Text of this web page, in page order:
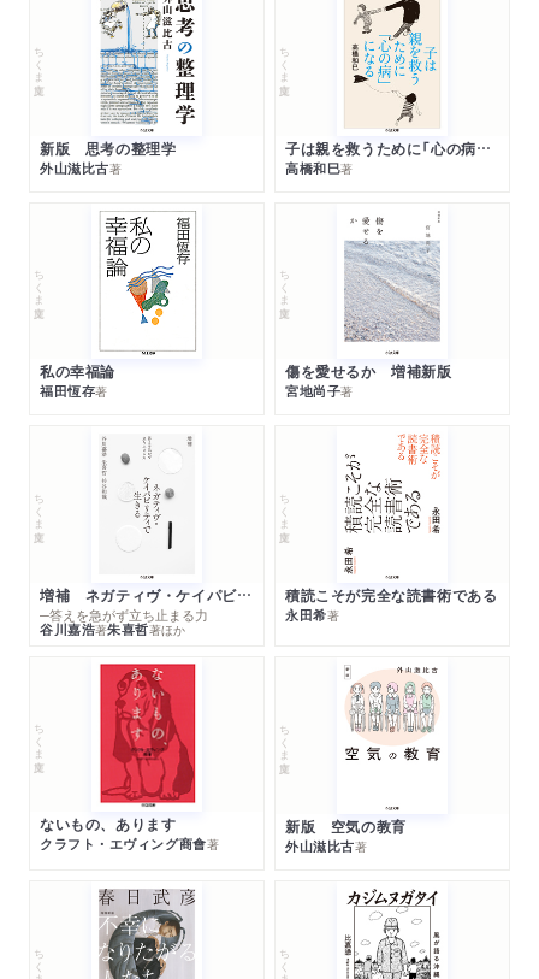
ちくま文庫
新版 思考の整理学
外山滋比古著
ちくま文庫
子は親を救うために「心の病」になる
高橋和巳著
ちくま文庫
私の幸福論
福田恆存著
ちくま文庫
傷を愛せるか 増補新版
宮地尚子著
ちくま文庫
増補 ネガティヴ・ケイパビリティで生きる
─答えを急がず立ち止まる力
谷川嘉浩著朱喜哲著ほか
ちくま文庫
積読こそが完全な読書術である
永田希著
ちくま文庫
ないもの、あります
クラフト・エヴィング商會著
ちくま文庫
新版 空気の教育
外山滋比古著
ちくま文庫 ちくま文庫